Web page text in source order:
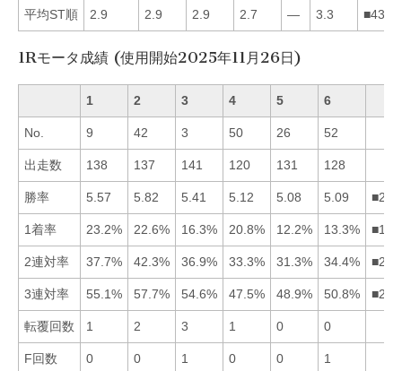
平均ST順 2.9 2.9 2.9 2.7 — 3.3
1Rモータ成績 (使用開始2025年11月26日)
1 2 3 4 5 6
No. 9 42 3 50 26 52
出走数 138 137 141 120 131 128
勝率 5.57 5.82 5.41 5.12 5.08 5.09
1着率 23.2% 22.6% 16.3% 20.8% 12.2% 13.3%
2連対率 37.7% 42.3% 36.9% 33.3% 31.3% 34.4%
3連対率 55.1% 57.7% 54.6% 47.5% 48.9% 50.8%
転覆回数 1 2 3 1 0 0
F回数 0 0 1 0 0 1